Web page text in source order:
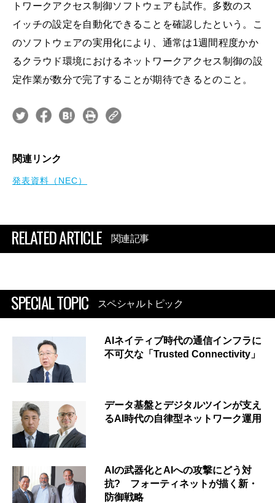
トワークアクセス制御ソフトウェアも試作。多数のス
イッチの設定を自動化できることを確認したという。こ
のソフトウェアの実用化により、通常は1週間程度かか
るクラウド環境におけるネットワークアクセス制御の設
定作業が数分で完了することが期待できるとのこと。
関連リンク
発表資料（NEC）
RELATED ARTICLE 関連記事
SPECIAL TOPIC スペシャルトピック
AIネイティブ時代の通信インフラに
不可欠な「Trusted Connectivity」
データ基盤とデジタルツインが支え
るAI時代の自律型ネットワーク運用
AIの武器化とAIへの攻撃にどう対
抗? フォーティネットが描く新・
防御戦略